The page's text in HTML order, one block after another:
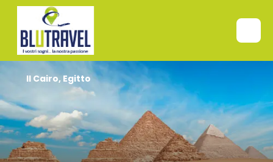
Il Cairo, Egitto